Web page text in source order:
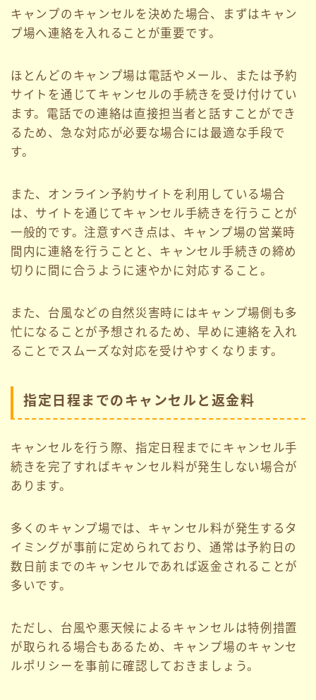
キャンプのキャンセルを決めた場合、まずはキャン
プ場へ連絡を入れることが重要です。
ほとんどのキャンプ場は電話やメール、または予約
サイトを通じてキャンセルの手続きを受け付けてい
ます。電話での連絡は直接担当者と話すことができ
るため、急な対応が必要な場合には最適な手段で
す。
また、オンライン予約サイトを利用している場合
は、サイトを通じてキャンセル手続きを行うことが
一般的です。注意すべき点は、キャンプ場の営業時
間内に連絡を行うことと、キャンセル手続きの締め
切りに間に合うように速やかに対応すること。
また、台風などの自然災害時にはキャンプ場側も多
忙になることが予想されるため、早めに連絡を入れ
ることでスムーズな対応を受けやすくなります。
指定日程までのキャンセルと返金料
キャンセルを行う際、指定日程までにキャンセル手
続きを完了すればキャンセル料が発生しない場合が
あります。
多くのキャンプ場では、キャンセル料が発生するタ
イミングが事前に定められており、通常は予約日の
数日前までのキャンセルであれば返金されることが
多いです。
ただし、台風や悪天候によるキャンセルは特例措置
が取られる場合もあるため、キャンプ場のキャンセ
ルポリシーを事前に確認しておきましょう。